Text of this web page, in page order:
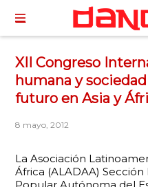
XII Congreso
humana y
futuro en Asia y
8 mayo, 2012
La Asociación
África (ALADAA)